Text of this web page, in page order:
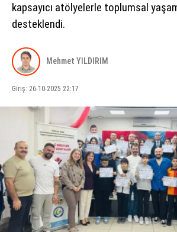
EĞITIM
SAĞLIK
KÜLTÜR SANAT
kapsayıcı atölyelerle toplumsal
desteklendi.
Mehmet YILDIRIM
Giriş: 26-10-2025 22:17